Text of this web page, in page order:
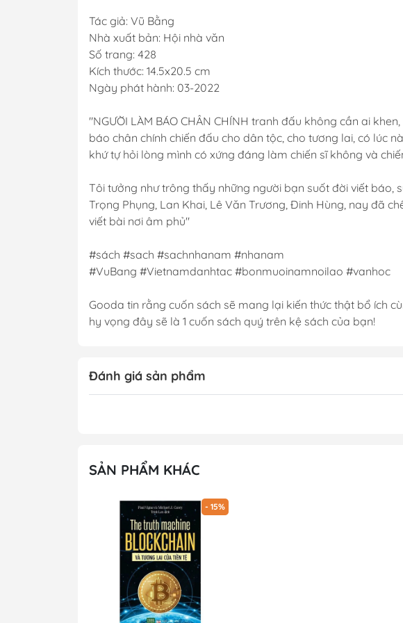
Tác giả: Vũ Bằng
Nhà xuất bản: Hội nhà văn
Số trang: 428
Kích thước: 14.5x20.5 cm
Ngày phát hành: 03-2022
"NGƯỜI LÀM BÁO CHÂN CHÍNH tranh đấu không cần ai
báo chân chính chiến đấu cho dân tộc, cho tương lai, có lúc
khứ tự hỏi lòng mình có xứng đáng làm chiến sĩ không và
Tôi tưởng như trông thấy những người bạn suốt đời viết báo,
Trọng Phụng, Lan Khai, Lê Văn Trương, Đinh Hùng, nay đã
viết bài nơi âm phủ"
#sách #sach #sachnhanam #nhanam
#VuBang #Vietnamdanhtac #bonmuoinamnoilao #vanhoc
Gooda tin rằng cuốn sách sẽ mang lại kiến thức thật bổ ích
hy vọng đây sẽ là 1 cuốn sách quý trên kệ sách của bạn!
Đánh giá sản phẩm
SẢN PHẨM KHÁC
- 15%